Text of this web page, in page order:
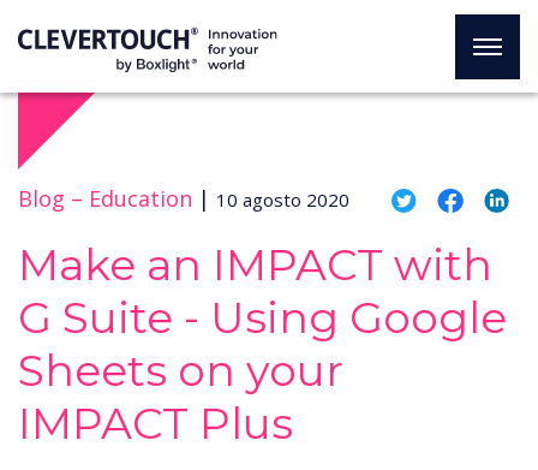
Blog – Education | 10 agosto 2020
Make an IMPACT with
G Suite - Using Google
Sheets on your
IMPACT Plus